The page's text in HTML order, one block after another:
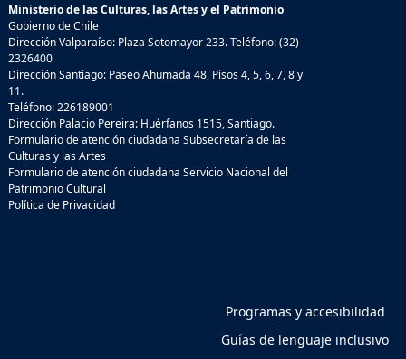
Ministerio de las Culturas, las Artes y el Patrimonio
Gobierno de Chile
Dirección Valparaíso: Plaza Sotomayor 233. Teléfono: (32)
2326400
Dirección Santiago: Paseo Ahumada 48, Pisos 4, 5, 6, 7, 8 y
11.
Teléfono: 226189001
Dirección Palacio Pereira: Huérfanos 1515, Santiago.
Formulario de atención ciudadana Subsecretaría de las
Culturas y las Artes
Formulario de atención ciudadana Servicio Nacional del
Patrimonio Cultural
Política de Privacidad
Programas y accesibilidad
Guías de lenguaje inclusivo